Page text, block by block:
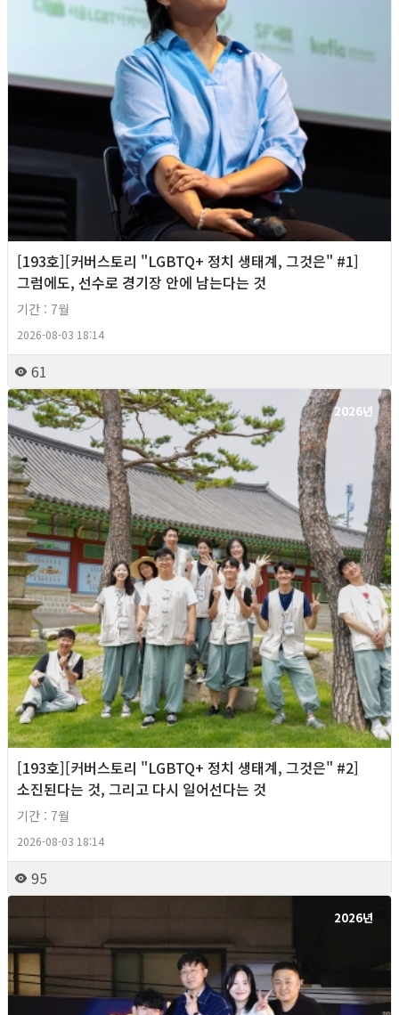
[193호][커버스토리 "LGBTQ+ 정치 생태계, 그것은" #1]
그럼에도, 선수로 경기장 안에 남는다는 것
기간 : 7월
2026-08-03 18:14
61
2026년
[193호][커버스토리 "LGBTQ+ 정치 생태계, 그것은" #2]
소진된다는 것, 그리고 다시 일어선다는 것
기간 : 7월
2026-08-03 18:14
95
2026년